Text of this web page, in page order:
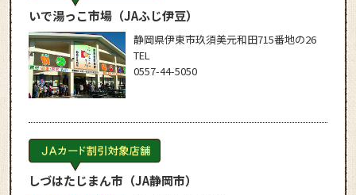
いで湯っこ市場（JAふじ伊豆）
静岡県伊東市玖須美元和田715番地の26
TEL
0557-44-5050
しづはたじまん市 （JA静岡市）